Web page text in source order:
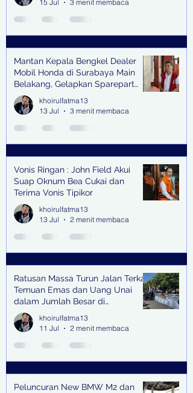
15 Jul
3 menit membaca
Mantan Kepala Bengkel Dealer
Mobil Honda di Surabaya Main
Belakang, Gelapkan Sparepart
Senilai Rp 1,9 Miliar
khoirulfatma13
13 Jul
3 menit membaca
Vonis Ringan : John Field Akui
Suap Oknum Bea Cukai dan
Terima Vonis Tipikor
khoirulfatma13
13 Jul
2 menit membaca
Ratusan Massa Turun Jalan Terkait
Temuan Emas dan Uang Unai
dalam Jumlah Besar di
Lingkungan Jampidsus Kejaksaan
Agung RI di Jakarta
khoirulfatma13
11 Jul
2 menit membaca
Peluncuran New BMW M2 dan